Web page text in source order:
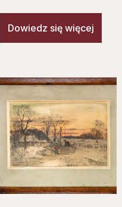
Dowiedz się więcej